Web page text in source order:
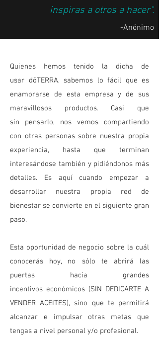
inspiras a otros a hacer".
-Anónimo
Quienes hemos tenido la dicha de
usar dōTERRA, sabemos lo fácil que es
enamorarse de esta empresa y de sus
maravillosos productos. Casi que
sin pensarlo, nos vemos compartiendo
con otras personas sobre nuestra propia
experiencia, hasta que terminan
interesándose también y pidiéndonos más
detalles. Es aquí cuando empezar a
desarrollar nuestra propia red de
bienestar se convierte en el siguiente gran
paso.
Esta oportunidad de negocio sobre la cuál
conocerás hoy, no sólo te abrirá las
puertas hacia grandes
incentivos económicos (SIN DEDICARTE A
VENDER ACEITES), sino que te permitirá
alcanzar e impulsar otras metas que
tengas a nivel personal y/o profesional.